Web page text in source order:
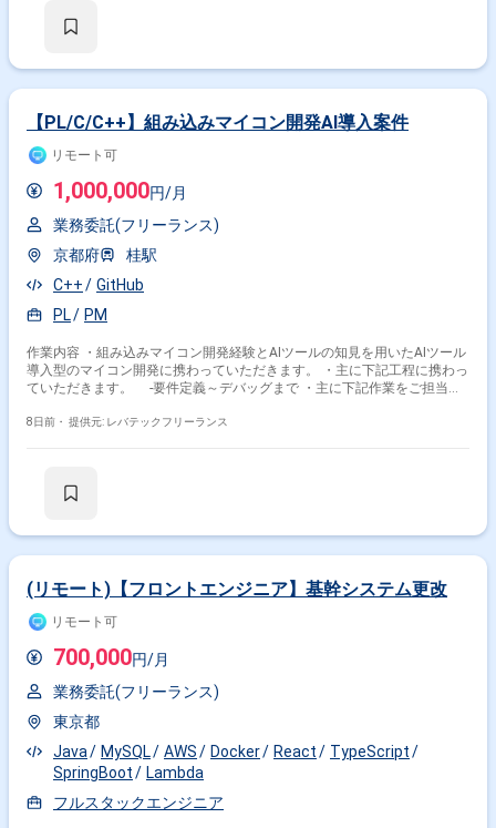
【PL/C/C++】組み込みマイコン開発AI導入案件
リモート可
1,000,000円/月
業務委託(フリーランス)
京都府
桂駅
C++
GitHub
PL
PM
作業内容 ・組み込みマイコン開発経験とAIツールの知見を用いたAIツール
導入型のマイコン開発に携わっていただきます。 ・主に下記工程に携わっ
ていただきます。 -要件定義～デバッグまで ・主に下記作業をご担当い
善方針の策定 -AIツール（GitHub Copilot／Microsoft Copilot／Claude
PLとしての進捗、課題、品質管理、開発現場と管理職層の橋渡し -投資
8日前・ 提供元: レバテックフリーランス
(リモート)【フロントエンジニア】基幹システム更改
リモート可
700,000円/月
業務委託(フリーランス)
東京都
Java
MySQL AWS Docker React
TypeScript
SpringBoot
Lambda
フルスタックエンジニア